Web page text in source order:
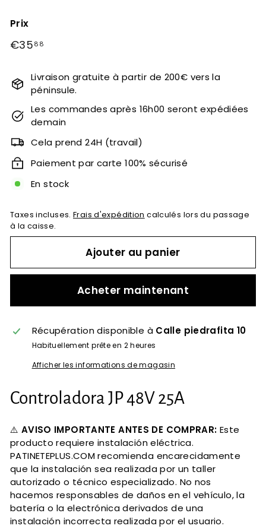
Prix
Prix
€35 88
Livraison gratuite à partir de 200€ vers la
péninsule.
Les commandes après 16h00 seront expédiées
demain
Cela prend 24H (travail)
Paiement par carte 100% sécurisé
En stock
Taxes incluses. Frais d'expédition calculés lors du passage
à la caisse.
Ajouter au panier
Acheter maintenant
Récupération disponible à Calle piedrafita 10
Habituellement prête en 2 heures
Afficher les informations de magasin
Controladora JP 48V 25A
⚠️ AVISO IMPORTANTE ANTES DE COMPRAR: Este
producto requiere instalación eléctrica.
PATINETEPLUS.COM recomienda encarecidamente
que la instalación sea realizada por un taller
autorizado o técnico especializado. No nos
hacemos responsables de daños en el vehículo, la
batería o la electrónica derivados de una
instalación incorrecta realizada por el usuario.